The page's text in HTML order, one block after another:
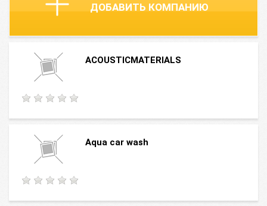
ДОБАВИТЬ КОМПАНИЮ
ACOUSTICMATERIALS
Aqua car wash